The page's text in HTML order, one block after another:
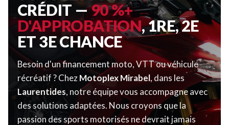
CRÉDIT —90 %+
D'APPROBATION, 1RE, 2E
ET 3E CHANCE
Besoin d'un financement moto, VTT ou véhicule
récréatif ? ChezMotoplex Mirabel, dans les
Laurentides, notre équipe vous accompagne avec
des solutions adaptées. Nous croyons que la
passion des sports motorisés ne devrait jamais